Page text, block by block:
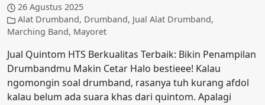
26 Agustus 2025
Alat Drumband, Drumband, Jual Alat Drumband,
Marching Band, Mayoret
Jual Quintom HTS Berkualitas Terbaik: Bikin Penampilan
Drumbandmu Makin Cetar Halo bestieee! Kalau
ngomongin soal drumband, rasanya tuh kurang afdol
kalau belum ada suara khas dari quintom. Apalagi